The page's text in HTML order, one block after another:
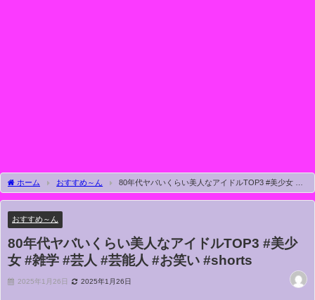
ホーム おすすめ～ん
80年代ヤバいくらい美人なアイドルTOP3 #美少女 #
雑学 #芸人 #芸能人 #お笑い #shorts
おすすめ～ん
80年代ヤバいくらい美人なアイドルTOP3 #美少
女 #雑学 #芸人 #芸能人 #お笑い #shorts
2025年1月26日 2025年1月26日